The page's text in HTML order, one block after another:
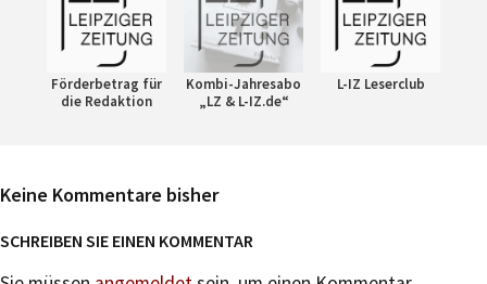
Förderbetrag für
die Redaktion
Kombi-Jahresabo
„LZ & L-IZ.de“
L-IZ Leserclub
Keine Kommentare bisher
SCHREIBEN SIE EINEN KOMMENTAR